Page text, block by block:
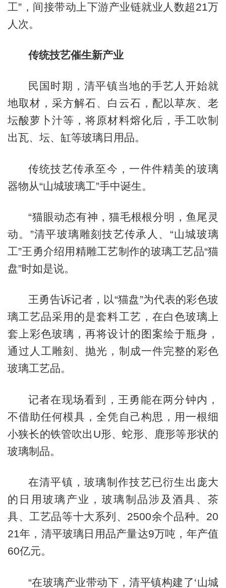
工”，间接带动上下游产业链就业人数超21万
人次。
传统技艺催生新产业
民国时期，清平镇当地的手艺人开始就
地取材，采方解石、白云石，配以草灰、老
坛酸萝卜汁等，将原材料熔化后，手工吹制
出瓦、坛、缸等玻璃日用品。
传统技艺传承至今，一件件精美的玻璃
器物从“山城玻璃工”手中诞生。
“猫眼动态有神，猫毛根根分明，鱼尾灵
动。”清平玻璃雕刻技艺传承人、“山城玻璃
工”王勇介绍用精雕工艺制作的玻璃工艺品“猫
盘”时如是说。
王勇告诉记者，以“猫盘”为代表的彩色玻
璃工艺品采用的是套料工艺，在白色玻璃上
套上彩色玻璃，再将设计的图案绘于瓶身，
通过人工雕刻、抛光，制成一件完整的彩色
玻璃工艺品。
记者在现场看到，王勇能在两分钟内，
不借助任何模具，全凭自己构思，用一根细
小狭长的铁管吹出U形、蛇形、鹿形等形状的
玻璃制品。
在清平镇，玻璃制作技艺已衍生出庞大
的日用玻璃产业，玻璃制品涉及酒具、茶
具、工艺品等十大系列、2500余个品种。20
21年，清平玻璃日用品产量达9万吨，年产值
60亿元。
“在玻璃产业带动下，清平镇构建了‘山城